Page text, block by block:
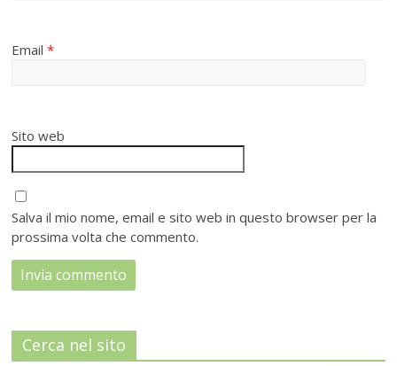
Email*
Sito web
Salva il mio nome, email e sito web in questo browser per la
prossima volta che commento.
Cerca nel sito